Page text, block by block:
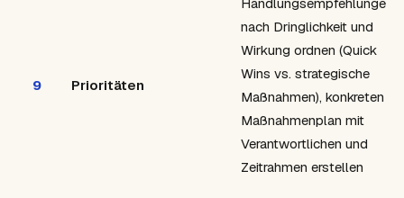
9 Prioritäten
nach Dringlichkeit und
Wirkung ordnen (Quick
Wins vs. strategische
Maßnahmen), konkreten
Maßnahmenplan mit
Verantwortlichen und
Zeitrahmen erstellen